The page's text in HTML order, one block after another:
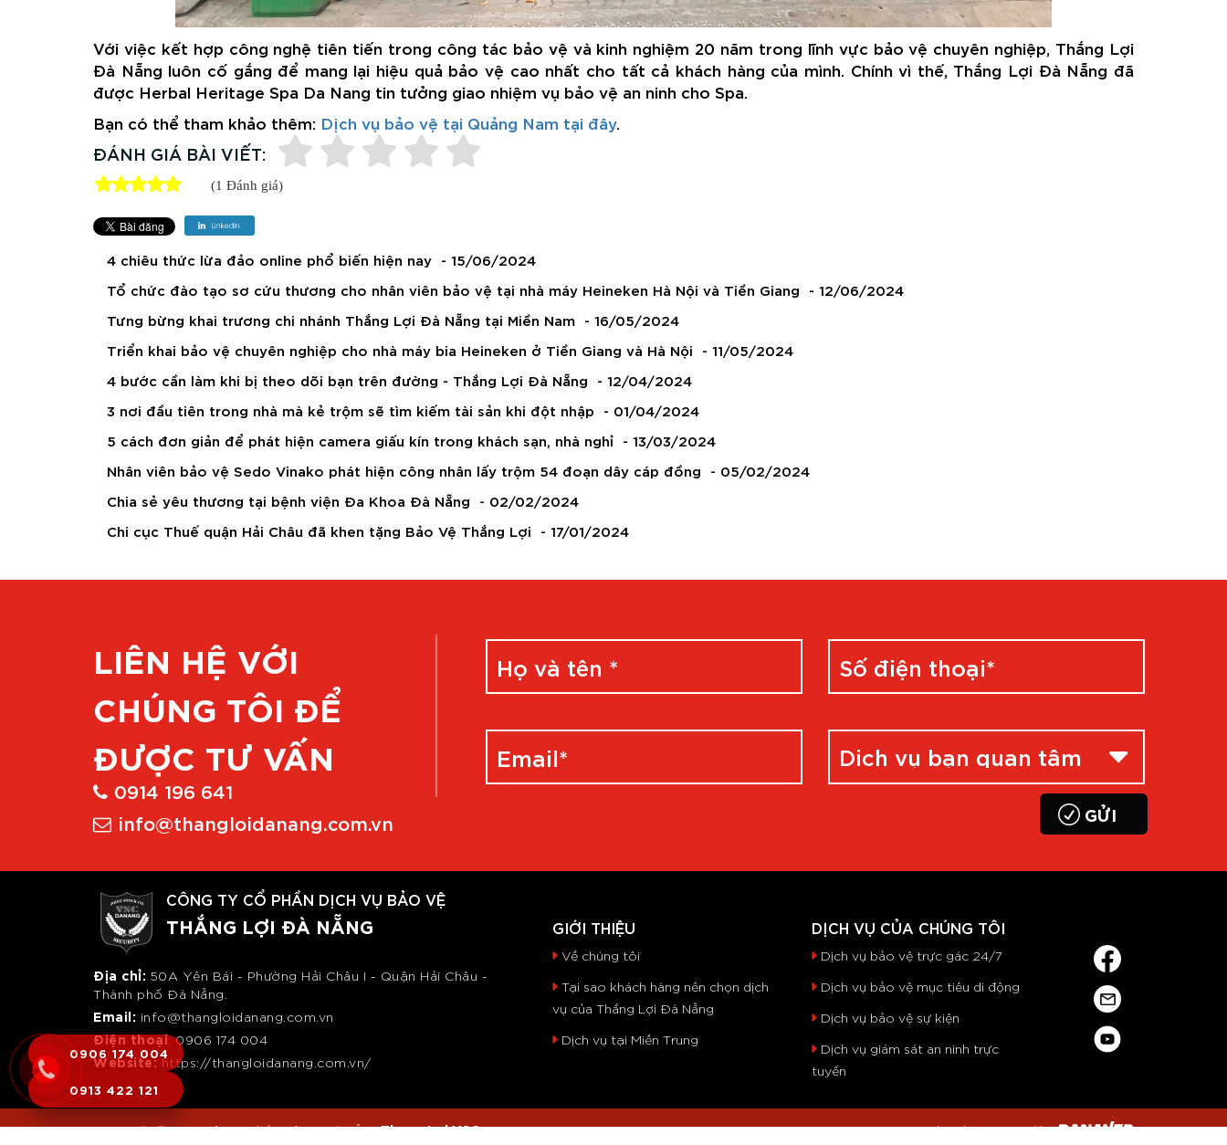
Với việc kết hợp công nghệ tiên tiến trong công tác bảo vệ và kinh nghiệm 20 năm trong lĩnh vực bảo vệ chuyên nghiệp, Thắng Lợi
Đà Nẵng luôn cố gắng để mang lại hiệu quả bảo vệ cao nhất cho tất cả khách hàng của mình. Chính vì thế, Thắng Lợi Đà Nẵng đã
được Herbal Heritage Spa Da Nang tin tưởng giao nhiệm vụ bảo vệ an ninh cho Spa.
Bạn có thể tham khảo thêm: Dịch vụ bảo vệ tại Quảng Nam tại đây.
ĐÁNH GIÁ BÀI VIẾT:
(1 Đánh giá)
4 chiêu thức lừa đảo online phổ biến hiện nay - 15/06/2024
Tổ chức đào tạo sơ cứu thương cho nhân viên bảo vệ tại nhà máy Heineken Hà Nội và Tiền Giang - 12/06/2024
Tưng bừng khai trương chi nhánh Thắng Lợi Đà Nẵng tại Miền Nam - 16/05/2024
Triển khai bảo vệ chuyên nghiệp cho nhà máy bia Heineken ở Tiền Giang và Hà Nội - 11/05/2024
4 bước cần làm khi bị theo dõi bạn trên đường - Thắng Lợi Đà Nẵng - 12/04/2024
3 nơi đầu tiên trong nhà mà kẻ trộm sẽ tìm kiếm tài sản khi đột nhập - 01/04/2024
5 cách đơn giản để phát hiện camera giấu kín trong khách sạn, nhà nghỉ - 13/03/2024
Nhân viên bảo vệ Sedo Vinako phát hiện công nhân lấy trộm 54 đoạn dây cáp đồng - 05/02/2024
Chia sẻ yêu thương tại bệnh viện Đa Khoa Đà Nẵng - 02/02/2024
Chi cục Thuế quận Hải Châu đã khen tặng Bảo Vệ Thắng Lợi - 17/01/2024
LIÊN HỆ VỚI
CHÚNG TÔI ĐỂ
ĐƯỢC TƯ VẤN
0914 196 641
info@thangloidanang.com.vn
CÔNG TY CỔ PHẦN DỊCH VỤ BẢO VỆ
THẮNG LỢI ĐÀ NẴNG
Địa chỉ: 50A Yên Bái - Phường Hải Châu I - Quận Hải Châu -
Thành phố Đà Nẵng.
Email: info@thangloidanang.com.vn
Điện thoại: 0906 174 004
Website:https://thangloidanang.com.vn/
GIỚI THIỆU
Về chúng tôi
Tại sao khách hàng nên chọn dịch
vụ của Thắng Lợi Đà Nẵng
Dịch vụ tại Miền Trung
DỊCH VỤ CỦA CHÚNG TÔI
Dịch vụ bảo vệ trực gác 24/7
Dịch vụ bảo vệ mục tiêu di động
Dịch vụ bảo vệ sự kiện
Dịch vụ giám sát an ninh trực
tuyến
Copyright© 2017Công ty bảo vệ tại Đà Nẵng Thang Loi VSC.
Designed and Maintained by
0906 174 004
0913 422 121